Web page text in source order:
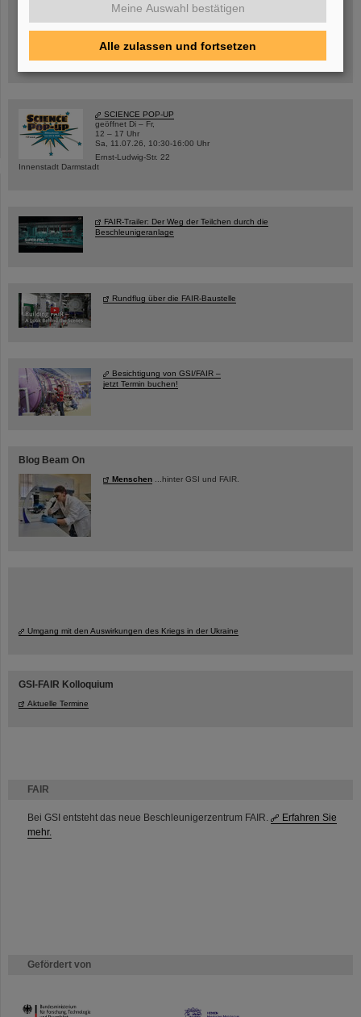
FAIR
Bei GSI entsteht das neue Beschleunigerzentrum FAIR.
Erfahren Sie
mehr.
Gefördert von
HMWK
Warum existiert nicht einfach nichts?
GSI/FAIR/Goethe-Universität
Anmeldung und weitere Informationen
SCIENCE POP-UP
geöffnet Di – Fr,
12 – 17 Uhr
Sa, 11.07.26, 10:30-16:00 Uhr
Ernst-Ludwig-Str. 22
Innenstadt Darmstadt
FAIR-Trailer: Der Weg der Teilchen durch die
Beschleunigeranlage
Rundflug über die FAIR-Baustelle
Besichtigung von GSI/FAIR –
jetzt Termin buchen!
Blog Beam On
Menschen ...hinter GSI und FAIR.
Umgang mit den Auswirkungen des Kriegs in der Ukraine
GSI-FAIR Kolloquium
Aktuelle Termine
Meine Auswahl bestätigen
Alle zulassen und fortsetzen